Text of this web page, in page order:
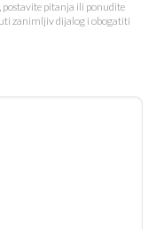
postavite pitanja ili ponudite
zanimljiv dijalog i obogatiti